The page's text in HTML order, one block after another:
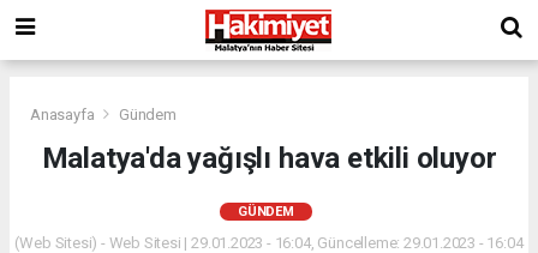
Anasayfa Gündem
Malatya'da yağışlı hava etkili oluyor
GÜNDEM
(Web Sitesi) - Web Sitesi | 29.01.2023 - 16:04, Güncelleme: 29.01.2023 - 16:04